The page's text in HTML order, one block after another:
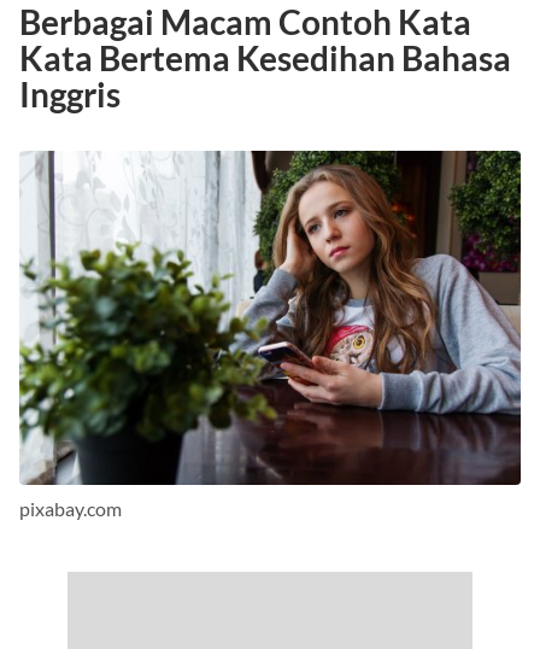
Berbagai Macam Contoh Kata
Kata Bertema Kesedihan Bahasa
Inggris
pixabay.com